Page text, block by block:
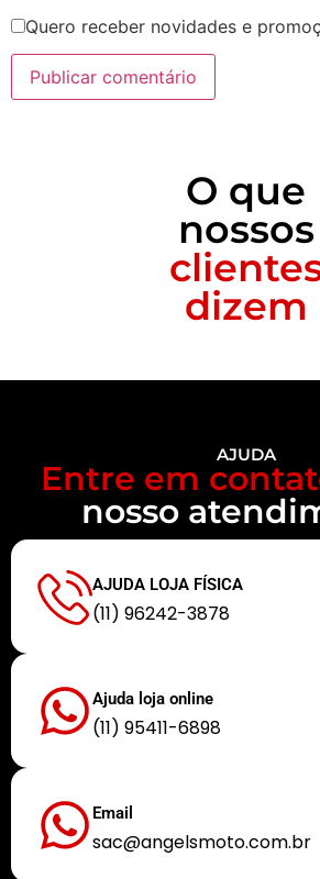
Quero receber novidades e
O que
nossos
dizem
AJUDA
Entre em
nosso
AJUDA LOJA FÍSICA
(11) 96242-3878
Ajuda loja online
(11) 95411-6898
Email
sac@angelsmoto.com.br